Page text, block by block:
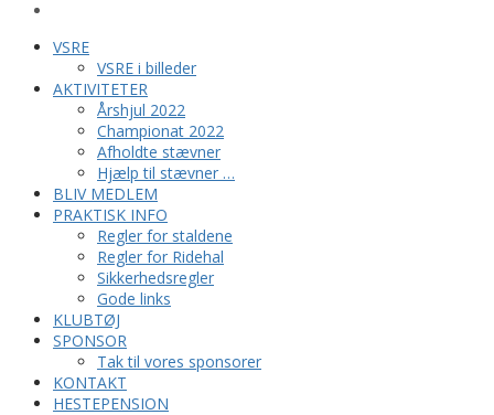
VSRE
VSRE i billeder
AKTIVITETER
Årshjul 2022
Championat 2022
Afholdte stævner
Hjælp til stævner …
BLIV MEDLEM
PRAKTISK INFO
Regler for staldene
Regler for Ridehal
Sikkerhedsregler
Gode links
KLUBTØJ
SPONSOR
Tak til vores sponsorer
KONTAKT
HESTEPENSION